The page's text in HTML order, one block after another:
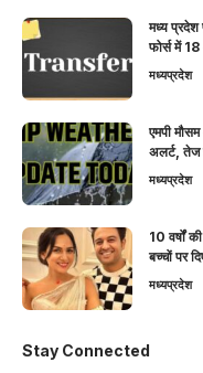
मध्य प्रदेश
फोर्स में
मध्यप्रदेश
एमपी
अलर्ट, तेज
मध्यप्रदेश
10 वर्षों
बच्चों पर
मध्यप्रदेश
Stay Connected